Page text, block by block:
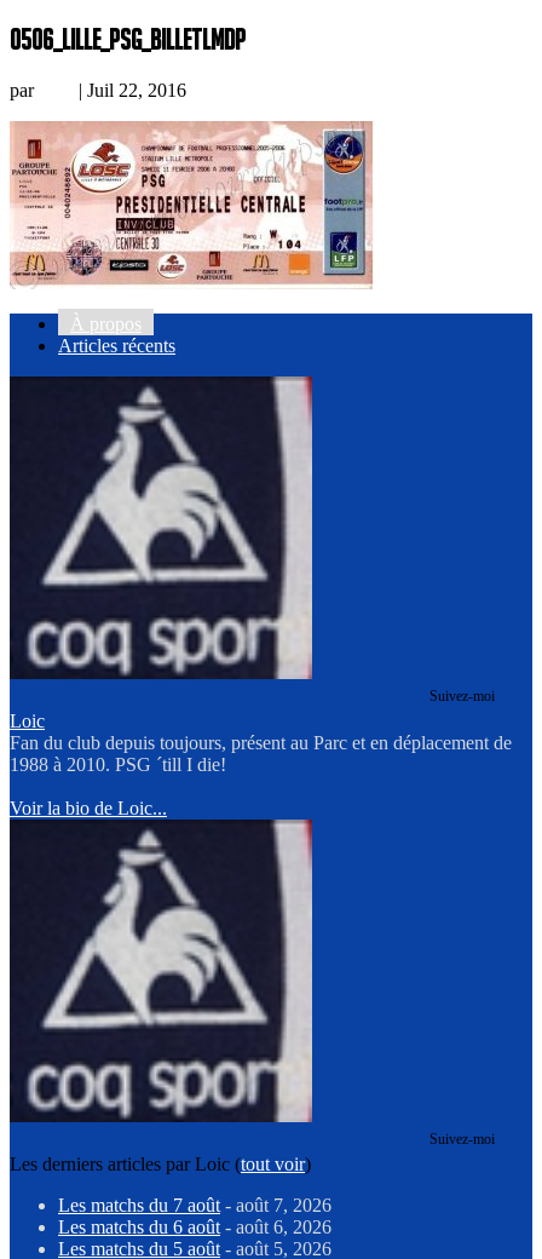
0506_Lille_PSG_billetLMDP
par | Juil 22, 2016
À propos
Articles récents
Suivez-moi
Loic
Fan du club depuis toujours, présent au Parc et en déplacement de
1988 à 2010. PSG ´till I die!
Voir la bio de Loic...
Suivez-moi
Les derniers articles par Loic (tout voir)
Les matchs du 7 août - août 7, 2026
Les matchs du 6 août - août 6, 2026
Les matchs du 5 août - août 5, 2026